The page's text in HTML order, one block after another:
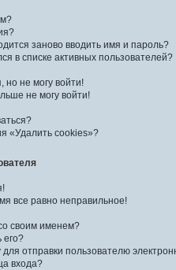
заново вводить имя и пароль?
в списке активных пользователей?
но не могу войти!
не могу войти!
«Удалить cookies»?
все равно неправильное!
своим именем?
его?
отправки пользователю
входа?